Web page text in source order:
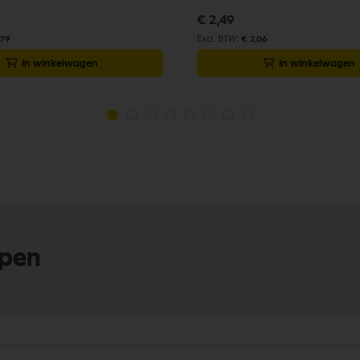
In winkelwagen
€ 2,49
€ 2,06
In winkelwagen